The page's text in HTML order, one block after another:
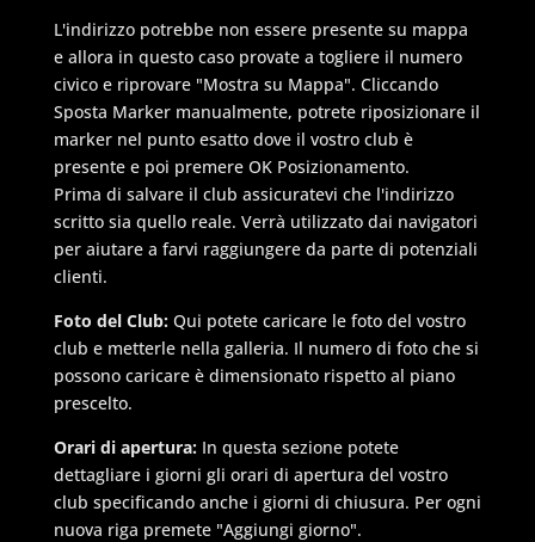
L'indirizzo potrebbe non essere presente su mappa
e allora in questo caso provate a togliere il numero
civico e riprovare "Mostra su Mappa". Cliccando
Sposta Marker manualmente, potrete riposizionare il
marker nel punto esatto dove il vostro club è
presente e poi premere OK Posizionamento.
Prima di salvare il club assicuratevi che l'indirizzo
scritto sia quello reale. Verrà utilizzato dai navigatori
per aiutare a farvi raggiungere da parte di potenziali
clienti.
Foto del Club:Qui potete caricare le foto del vostro
club e metterle nella galleria. Il numero di foto che si
possono caricare è dimensionato rispetto al piano
prescelto.
Orari di apertura:In questa sezione potete
dettagliare i giorni gli orari di apertura del vostro
club specificando anche i giorni di chiusura. Per ogni
nuova riga premete "Aggiungi giorno".